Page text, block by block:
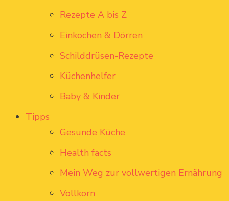
Rezepte A bis Z
Einkochen & Dörren
Schilddrüsen-Rezepte
Küchenhelfer
Baby & Kinder
Tipps
Gesunde Küche
Health facts
Mein Weg zur vollwertigen Ernährung
Vollkorn